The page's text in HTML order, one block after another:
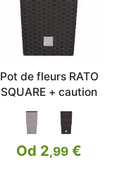
Pot de fleurs RATO
SQUARE + caution
Od 2,99 €